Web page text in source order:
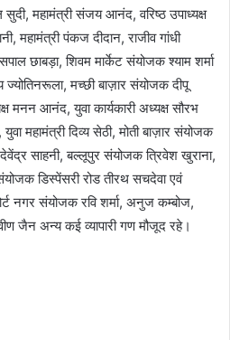
सुदी, महामंत्री संजय आनंद, वरिष्ठ उपाध्यक्ष
महामंत्री पंकज दीदान, राजीव गांधी
छाबड़ा, शिवम मार्केट संयोजक श्याम शर्मा
मच्छी बाज़ार संयोजक दीपू
मनन आनंद, युवा कार्यकारी अध्यक्ष सौरभ
महामंत्री दिव्य सेठी, मोती बाज़ार संयोजक
साहनी, बल्लूपुर संयोजक त्रिवेश खुराना,
डिस्पेंसरी रोड तीरथ सचदेवा एवं
नगर संयोजक रवि शर्मा, अनुज कम्बोज,
जैन अन्य कई व्यापारी गण मौजूद रहे।